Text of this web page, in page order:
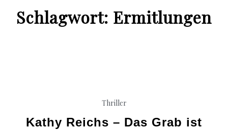
Schlagwort: Ermitlungen
Thriller
Kathy Reichs – Das Grab ist